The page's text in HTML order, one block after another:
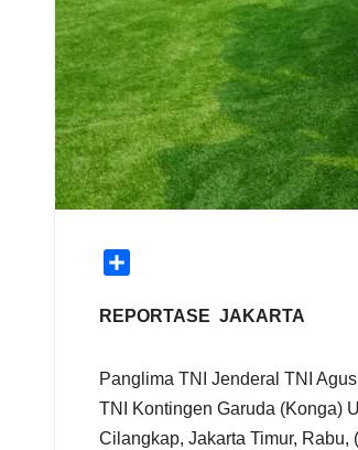
a
REPORTASE JAKARTA
Panglima TNI Jenderal TNI
TNI Kontingen Garuda (Konga)
Cilangkap, Jakarta Timur, Rabu,